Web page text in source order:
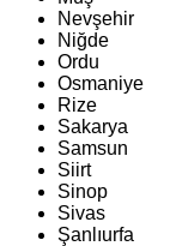
Nevşehir
Niğde
Ordu
Osmaniye
Rize
Sakarya
Samsun
Siirt
Sinop
Sivas
Şanlıurfa